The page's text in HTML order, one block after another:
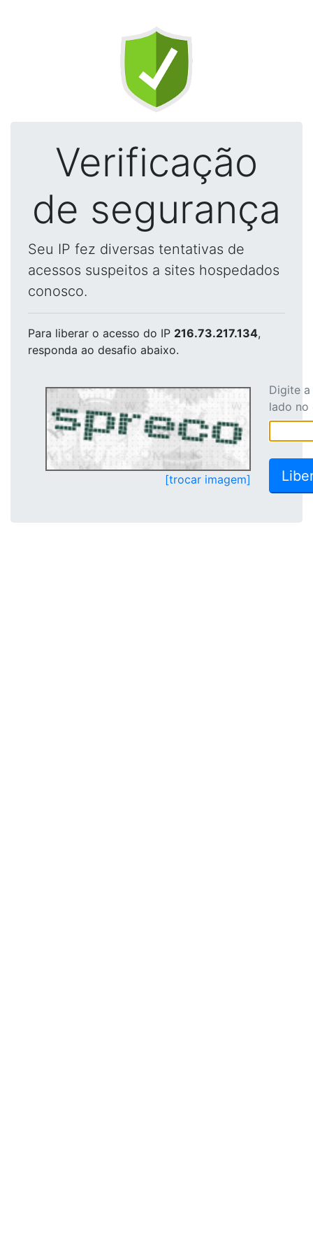
Verificação
de segurança
Seu IP fez diversas tentativas de
acessos suspeitos a sites hospedados
conosco.
Para liberar o acesso do IP 216.73.217.134,
responda ao desafio abaixo.
[trocar imagem]
Digite
lado no